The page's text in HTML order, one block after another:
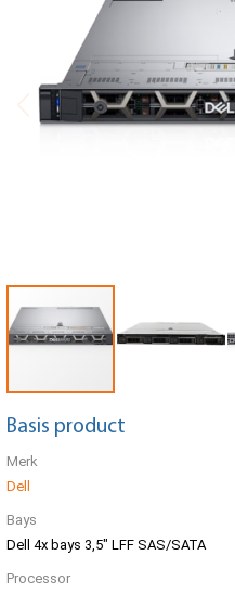
Basis product
Merk
Dell
Bays
Dell 4x bays 3,5" LFF SAS/SATA
Processor